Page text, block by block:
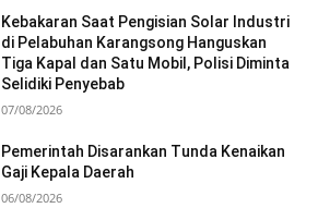
Kebakaran Saat Pengisian Solar Industri
di Pelabuhan Karangsong Hanguskan
Tiga Kapal dan Satu Mobil, Polisi Diminta
Selidiki Penyebab
07/08/2026
Pemerintah Disarankan Tunda Kenaikan
Gaji Kepala Daerah
06/08/2026